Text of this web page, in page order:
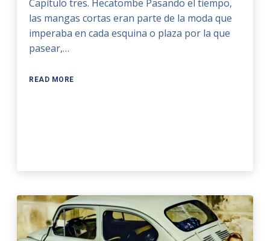
Capítulo tres. Hecatombe Pasando el tiempo,
las mangas cortas eran parte de la moda que
imperaba en cada esquina o plaza por la que
pasear,…
READ MORE